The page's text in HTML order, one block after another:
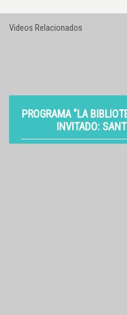
Videos Relacionados
PROGRAMA "LA
INVITADO: